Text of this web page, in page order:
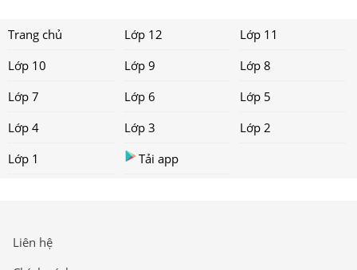
Trang chủ Lớp 12
Lớp 11
Lớp 10
Lớp 9
Lớp 8
Lớp 7
Lớp 6
Lớp 5
Lớp 4
Lớp 3
Lớp 2
Lớp 1
Tải app
Liên hệ